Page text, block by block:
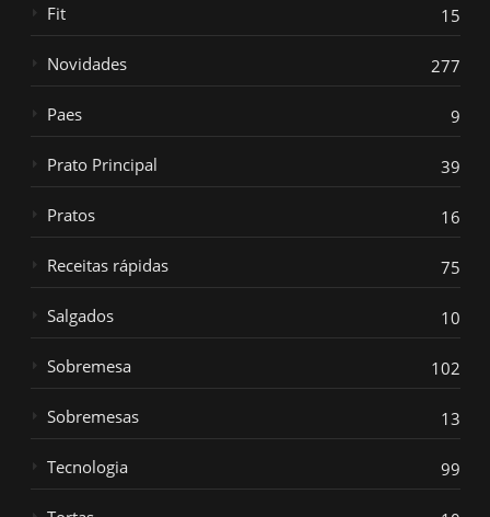
Fit 15
Novidades 277
Paes 9
Prato Principal 39
Pratos 16
Receitas rápidas 75
Salgados 10
Sobremesa 102
Sobremesas 13
Tecnologia 99